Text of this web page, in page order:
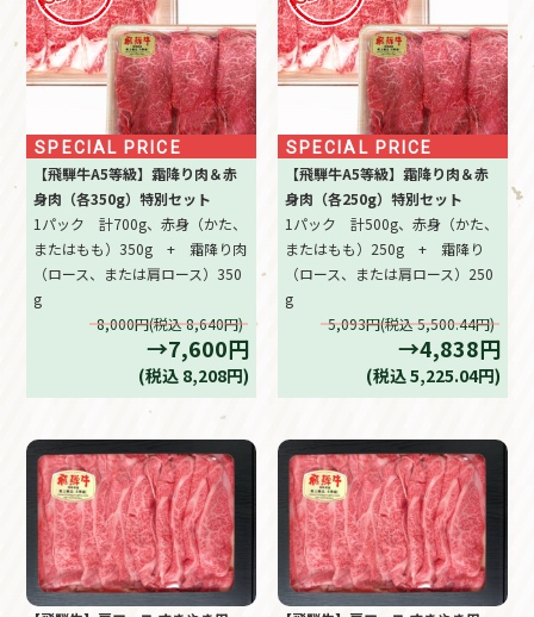
SPECIAL PRICE
【飛騨牛A5等級】霜降り肉＆赤
身肉（各350g）特別セット
1パック 計700g、赤身（かた、
またはもも）350g + 霜降り肉
（ロース、または肩ロース）350
g
8,000円(税込 8,640円)
→7,600円
(税込 8,208円)
SPECIAL PRICE
【飛騨牛A5等級】霜降り肉＆赤
身肉（各250g）特別セット
1パック 計500g、赤身（かた、
またはもも）250g + 霜降り
（ロース、または肩ロース）250
g
5,093円(税込 5,500.44円)
→4,838円
(税込 5,225.04円)